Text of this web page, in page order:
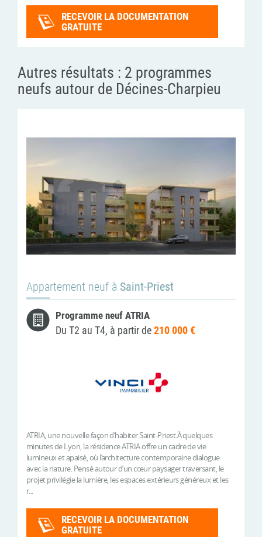
RECEVOIR LA DOCUMENTATION
GRATUITE
Autres résultats : 2 programmes
neufs autour de Décines-Charpieu
Appartement neuf à Saint-Priest
Programme neuf ATRIA
Du T2 au T4, à partir de210 000 €
ATRIA, une nouvelle façon d’habiter Saint-Priest.À quelques
minutes de Lyon, la résidence ATRIA offre un cadre de vie
lumineux et apaisé, où l’architecture contemporaine dialogue
avec la nature. Pensé autour d’un cœur paysager traversant, le
projet privilégie la lumière, les espaces extérieurs généreux et les
r...
RECEVOIR LA DOCUMENTATION
GRATUITE